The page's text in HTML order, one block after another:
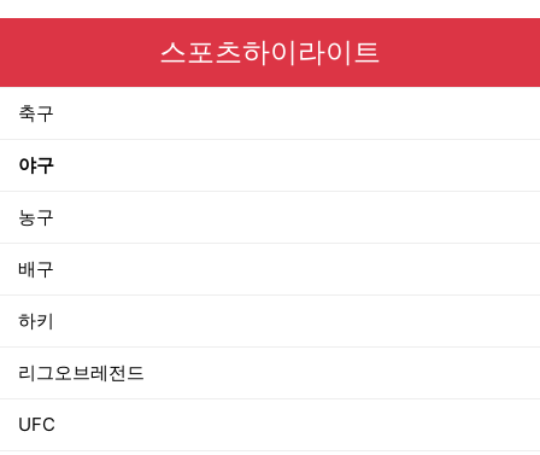
스포츠하이라이트
축구
야구
농구
배구
하키
리그오브레전드
UFC